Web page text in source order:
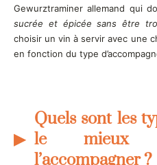
Gewurztraminer allemand qui
sucrée et épicée sans être
choisir un vin à servir avec une
en fonction du type
Quels sont les
le mieux
l’accompagner ?